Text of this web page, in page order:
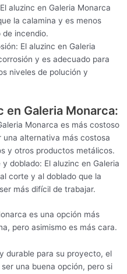
aluzinc en Galeria Monarca
la calamina y es menos
de incendio.
El aluzinc en Galeria
y es adecuado para
niveles de polución y
en Galeria Monarca:
Monarca es más costoso
una alternativa más costosa
y otros productos metálicos.
doblado: El aluzinc en Galeria
corte y al doblado que la
más difícil de trabajar.
es una opción más
pero asimismo es más cara.
durable para su proyecto, el
una buena opción, pero si